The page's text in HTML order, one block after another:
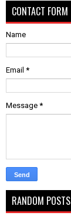
CONTACT FORM
Name
Email *
Message *
RANDOM POSTS